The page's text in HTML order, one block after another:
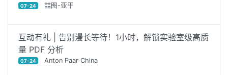
07-24 喆图-亚平
互动有礼 | 告别漫长等待！1小时，解锁实验室级高质
量 PDF 分析
07-24 Anton Paar China